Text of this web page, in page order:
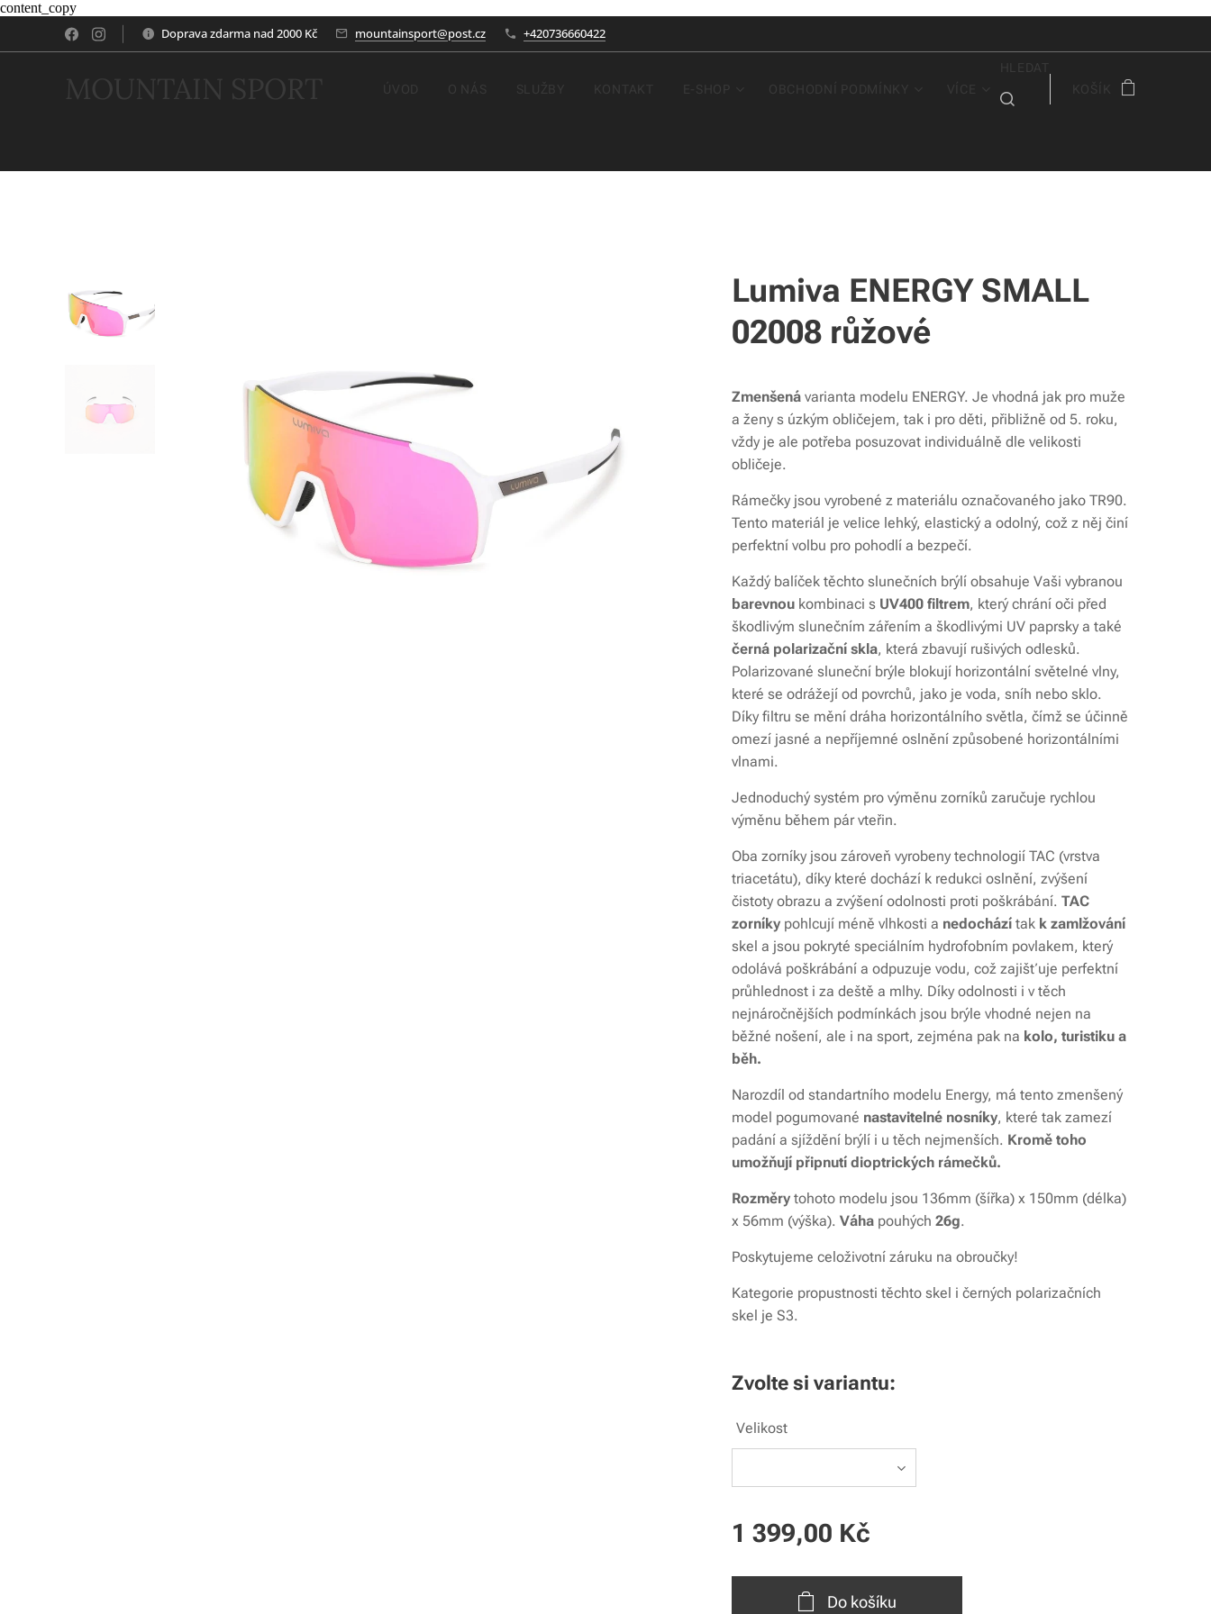
content_copy
Doprava zdarma nad 2000 Kč mountainsport@post.cz +420736660422
MOUNTAIN SPORT O NÁS KONTAKT
HLEDAT
Lumiva ENERGY SMALL
02008 růžové
Zmenšená varianta modelu ENERGY. Je vhodná jak pro muže
a ženy s úzkým obličejem, tak i pro děti, přibližně od 5. roku,
vždy je ale potřeba posuzovat individuálně dle velikosti
obličeje.
Rámečky jsou vyrobené z materiálu označovaného jako TR90.
Tento materiál je velice lehký, elastický a odolný, což z něj činí
perfektní volbu pro pohodlí a bezpečí.
Každý balíček těchto slunečních brýlí obsahuje Vaši vybranou
barevnou kombinaci s UV400 filtrem, který chrání oči před
škodlivým slunečním zářením a škodlivými UV paprsky a také
černá polarizační skla, která zbavují rušivých odlesků.
Polarizované sluneční brýle blokují horizontální světelné vlny,
které se odrážejí od povrchů, jako je voda, sníh nebo sklo.
Díky filtru se mění dráha horizontálního světla, čímž se účinně
omezí jasné a nepříjemné oslnění způsobené horizontálními
vlnami.
Jednoduchý systém pro výměnu zorníků zaručuje rychlou
výměnu během pár vteřin.
Oba zorníky jsou zároveň vyrobeny technologií TAC (vrstva
triacetátu), díky které dochází k redukci oslnění, zvýšení
čistoty obrazu a zvýšení odolnosti proti poškrábání. TAC
zorníky pohlcují méně vlhkosti a nedochází tak k zamlžování
skel a jsou pokryté speciálním hydrofobním povlakem, který
odolává poškrábání a odpuzuje vodu, což zajišťuje perfektní
průhlednost i za deště a mlhy. Díky odolnosti i v těch
nejnáročnějších podmínkách jsou brýle vhodné nejen na
běžné nošení, ale i na sport, zejména pak na kolo, turistiku a
běh.
Narozdíl od standartního modelu Energy, má tento zmenšený
model pogumované nastavitelné nosníky, které tak zamezí
padání a sjíždění brýlí i u těch nejmenších. Kromě toho
umožňují připnutí dioptrických rámečků.
Rozměry tohoto modelu jsou 136mm (šířka) x 150mm (délka)
x 56mm (výška). Váha pouhých 26g.
Poskytujeme celoživotní záruku na obroučky!
Kategorie propustnosti těchto skel i černých polarizačních
skel je S3.
Zvolte si variantu:
Velikost
1 399,00 Kč
Do košíku